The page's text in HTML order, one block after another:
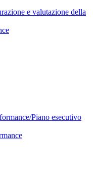
e valutazione della
Piano esecutivo